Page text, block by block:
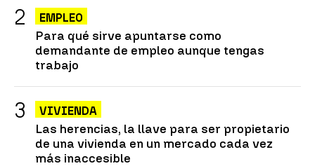
EMPLEO
Para qué sirve apuntarse como
demandante de empleo aunque tengas
trabajo
VIVIENDA
Las herencias, la llave para ser propietario
de una vivienda en un mercado cada vez
más inaccesible